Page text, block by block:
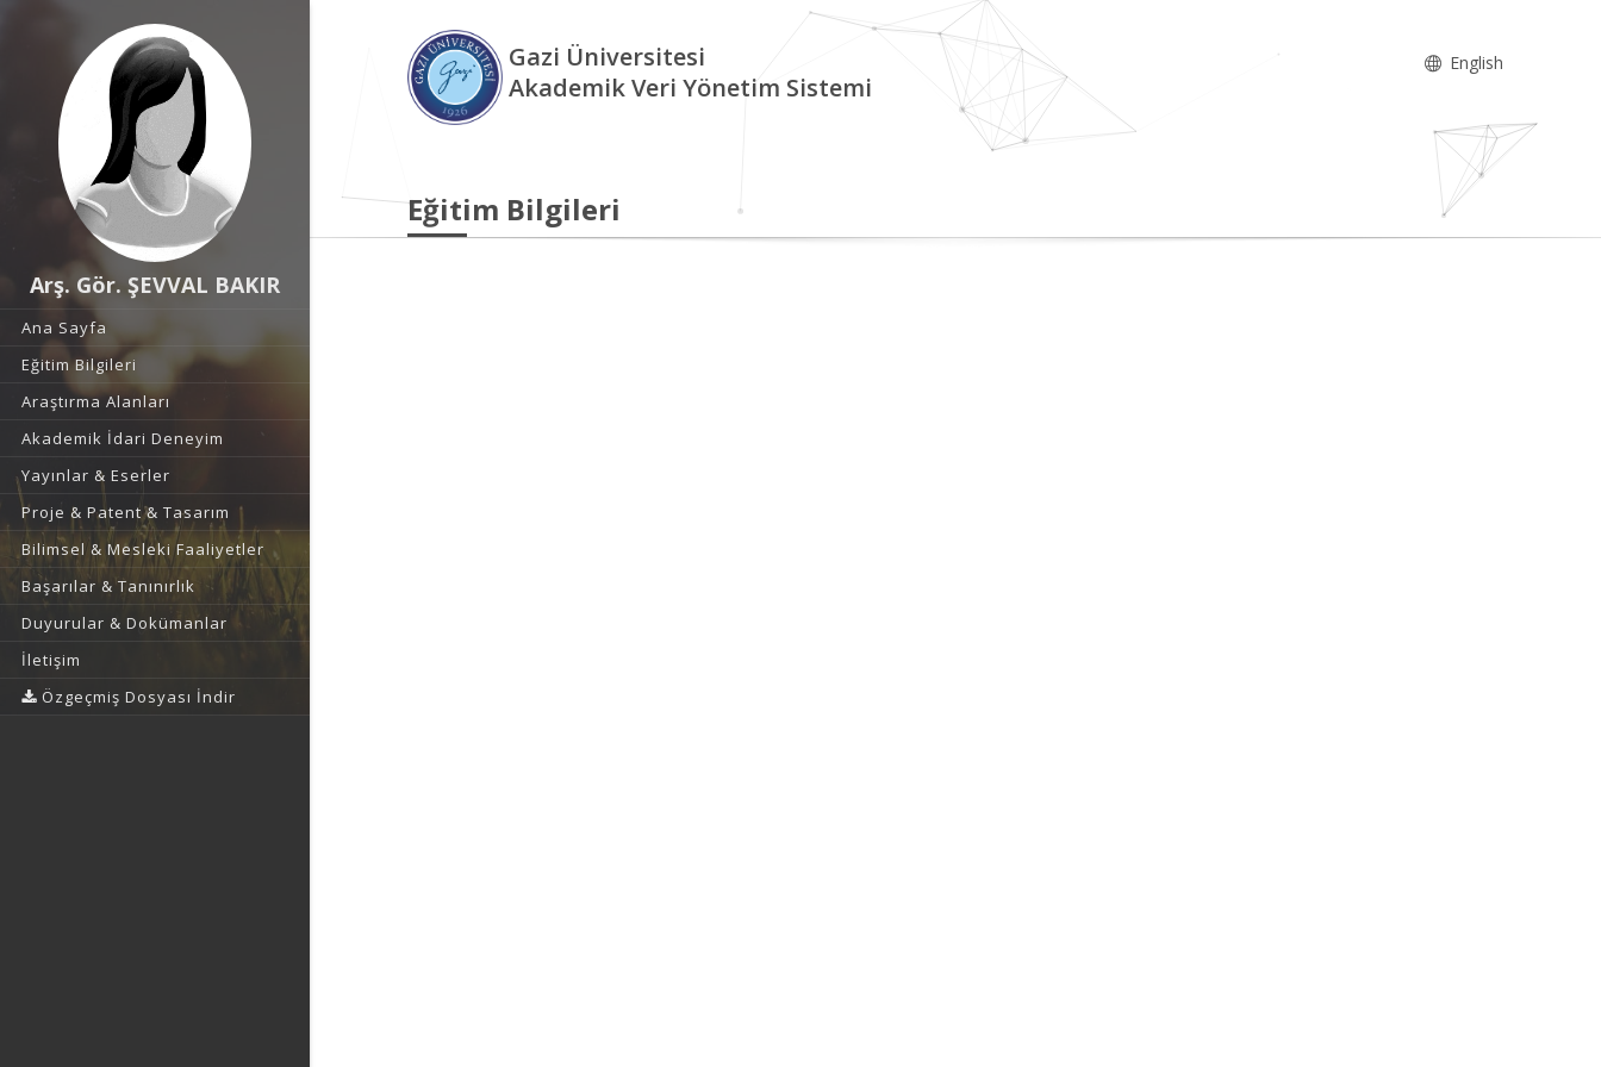
Arş. Gör. ŞEVVAL BAKIR
Ana Sayfa
Eğitim Bilgileri
Araştırma Alanları
Akademik İdari Deneyim
Yayınlar & Eserler
Proje & Patent & Tasarım
Bilimsel & Mesleki Faaliyetler
Başarılar & Tanınırlık
Duyurular & Dokümanlar
İletişim
Özgeçmiş Dosyası İndir
Gazi Üniversitesi
Akademik Veri Yönetim Sistemi
English
Eğitim Bilgileri